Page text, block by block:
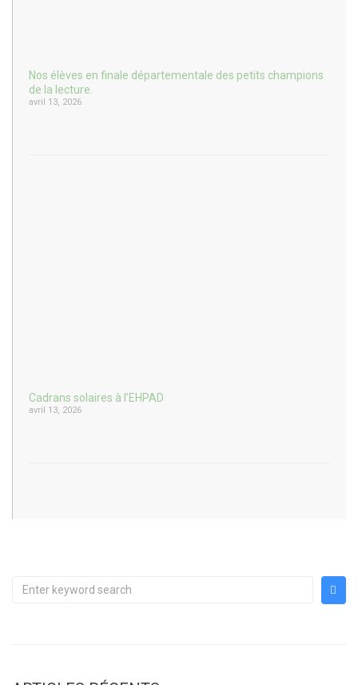
Nos élèves en finale départementale des petits champions
de la lecture.
avril 13, 2026
Cadrans solaires à l’EHPAD
avril 13, 2026